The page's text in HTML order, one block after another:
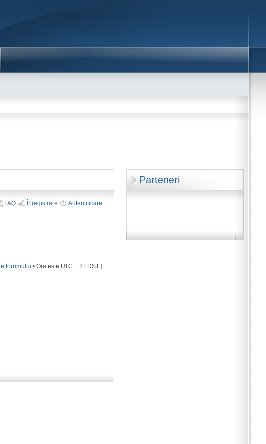
Parteneri
FAQ Înregistrare
Autentificare
forumului • Ora este UTC + 2 [ DST ]